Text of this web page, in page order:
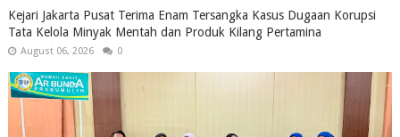
Kejari Jakarta Pusat Terima Enam Tersangka Kasus Dugaan Korupsi
Tata Kelola Minyak Mentah dan Produk Kilang Pertamina
August 06, 2026 0